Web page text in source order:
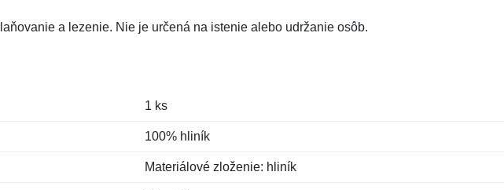
a lezenie. Nie je určená na istenie alebo udržanie osôb.
1 ks
100% hliník
Materiálové zloženie: hliník